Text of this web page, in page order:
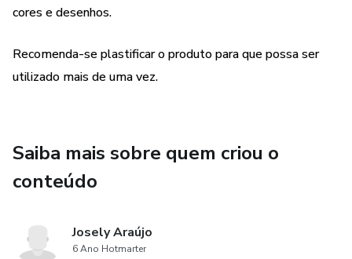
cores e desenhos.
Recomenda-se plastificar o produto para que possa ser
utilizado mais de uma vez.
Saiba mais sobre quem criou o
conteúdo
Josely Araújo
6 Ano Hotmarter